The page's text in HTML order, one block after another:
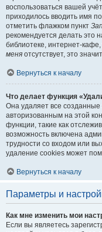
воспользоваться вашей
приходилось вводить имя
отметить флажком пункт
рекомендуется делать это
библиотеке, интернет-
меня отсутствует, это
Вернуться к началу
Что делает функция
Она удаляет все
авторизованным на этой
функции, такие как
возможность включена
трудности со входом или
удаление cookies может
Вернуться к началу
Параметры и
Как мне изменить мои
Если вы являетесь